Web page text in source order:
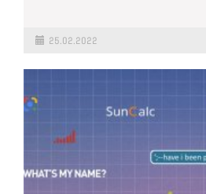
25.02.2022